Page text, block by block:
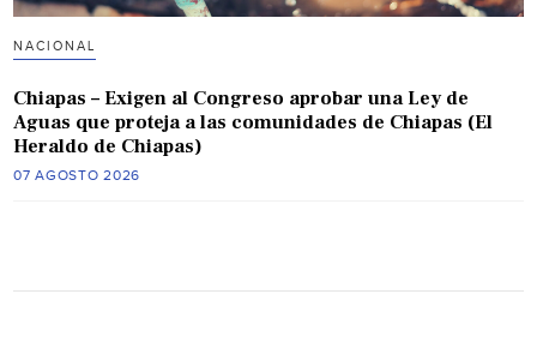
NACIONAL
Chiapas – Exigen al Congreso aprobar una Ley de
Aguas que proteja a las comunidades de Chiapas (El
Heraldo de Chiapas)
07 AGOSTO 2026